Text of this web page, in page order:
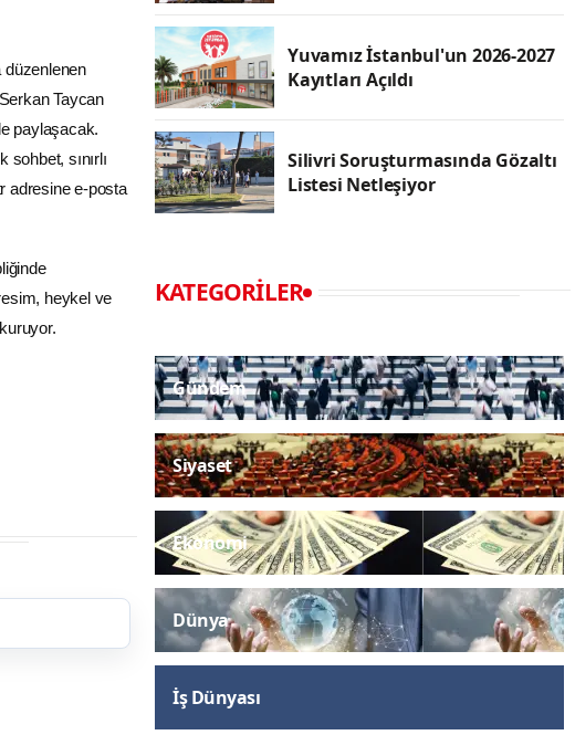
düzenlenen
Taycan
paylaşacak.
sınırlı
adresine e-posta
heykel ve
Yuvamız İstanbul'un 2026-2027
Kayıtları Açıldı
Silivri Soruşturmasında Gözaltı
Listesi Netleşiyor
KATEGORILER
Gündem
Siyaset
Ekonomi
Dünya
İş Dünyası